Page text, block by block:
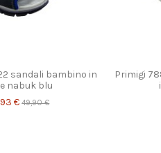
sandali bambino in
nabuk blu
€49,90 €
Prodotto
Primigi